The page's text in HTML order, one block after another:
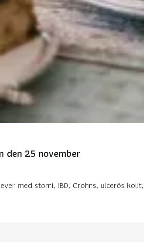
den 25 november
med stomi, IBD, Crohns, ulcerös